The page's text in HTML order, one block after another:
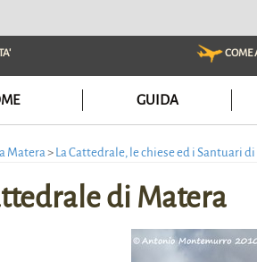
COME
GUIDA
Matera> La Cattedrale, le chiese ed i Santuari
di Matera